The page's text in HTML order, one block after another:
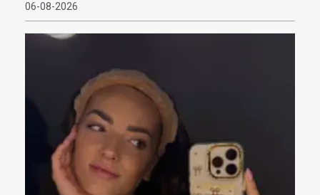
06-08-2026